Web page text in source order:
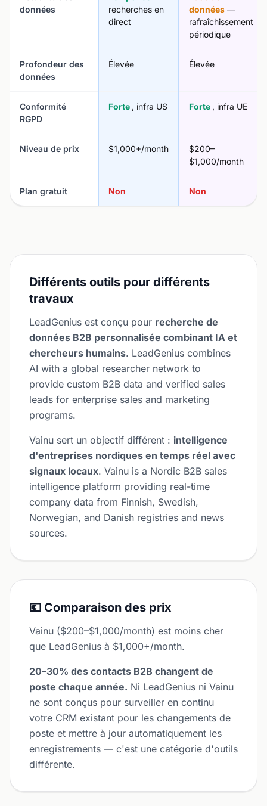
données
recherches en
direct
données —
rafraîchissement
périodique
Profondeur des
données
Élevée Élevée
Conformité
RGPD
Forte , infra US Forte , infra UE
Niveau de prix $1,000+/month
$200–
$1,000/month
Plan gratuit Non Non
Différents outils pour différents
travaux
LeadGenius est conçu pour recherche de
données B2B personnalisée combinant IA et
chercheurs humains. LeadGenius combines
AI with a global researcher network to
provide custom B2B data and verified sales
leads for enterprise sales and marketing
programs.
Vainu sert un objectif différent : intelligence
d'entreprises nordiques en temps réel avec
signaux locaux. Vainu is a Nordic B2B sales
intelligence platform providing real-time
company data from Finnish, Swedish,
Norwegian, and Danish registries and news
sources.
💶 Comparaison des prix
Vainu ($200–$1,000/month) est moins cher
que LeadGenius à $1,000+/month.
20–30% des contacts B2B changent de
poste chaque année. Ni LeadGenius ni Vainu
ne sont conçus pour surveiller en continu
votre CRM existant pour les changements de
poste et mettre à jour automatiquement les
enregistrements — c'est une catégorie d'outils
différente.